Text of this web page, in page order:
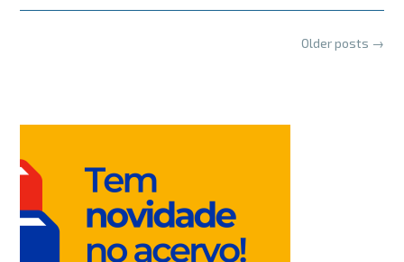
Older posts →